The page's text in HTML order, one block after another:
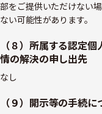
部をご提供いただけない
ない可能性があります。
（８）所属する認定
情の解決の申し出先
なし
（９）開示等の手続に